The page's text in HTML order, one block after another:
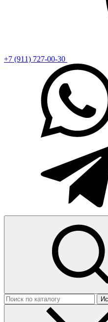
+7 (911) 727-00-30